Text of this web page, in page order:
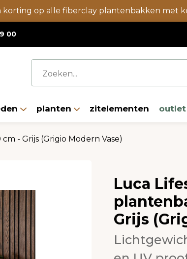
korting op alle fiberclay plantenbakken met
00
planten zitelementen outlet
- Grijs (Grigio Modern Vase)
Luca
Grijs